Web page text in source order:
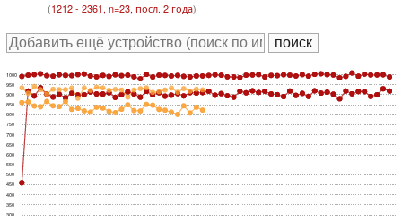
(1212 - 2361, n=23, посл. 2 года)
300
350
400
450
500
550
600
650
700
750
800
850
900
950
1000